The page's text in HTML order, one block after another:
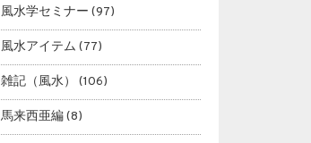
風水学セミナー (97)
風水アイテム (77)
雑記（風水） (106)
馬来西亜編(8)